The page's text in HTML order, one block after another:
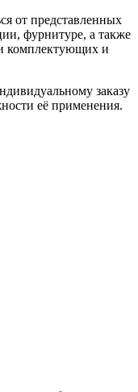
от представленных
фурнитуре, а также
комплектующих и
заказу
её применения.